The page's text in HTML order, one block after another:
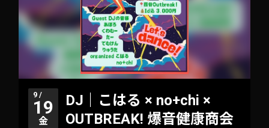
9 /
19
金
DJ｜こはる × no+chi ×
OUTBREAK! 爆音健康商会